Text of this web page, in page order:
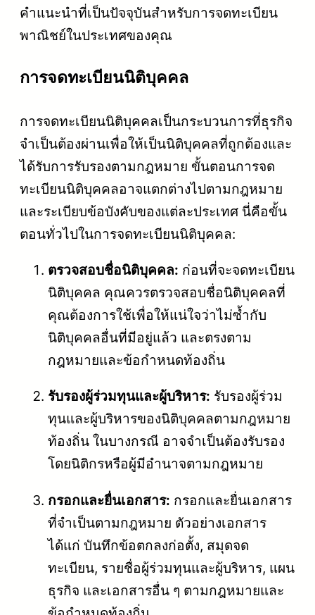
คำแนะนำที่เป็นปัจจุบันสำหรับการจดทะเบียน
พาณิชย์ในประเทศของคุณ
การจดทะเบียนนิติบุคคล
การจดทะเบียนนิติบุคคลเป็นกระบวนการที่ธุรกิจ
จำเป็นต้องผ่านเพื่อให้เป็นนิติบุคคลที่ถูกต้องและ
ได้รับการรับรองตามกฎหมาย ขั้นตอนการจด
ทะเบียนนิติบุคคลอาจแตกต่างไปตามกฎหมาย
และระเบียบข้อบังคับของแต่ละประเทศ นี่คือขั้น
ตอนทั่วไปในการจดทะเบียนนิติบุคคล:
ตรวจสอบชื่อนิติบุคคล: ก่อนที่จะจดทะเบียน
นิติบุคคล คุณควรตรวจสอบชื่อนิติบุคคลที่
คุณต้องการใช้เพื่อให้แน่ใจว่าไม่ซ้ำกับ
นิติบุคคลอื่นที่มีอยู่แล้ว และตรงตาม
กฎหมายและข้อกำหนดท้องถิ่น
รับรองผู้ร่วมทุนและผู้บริหาร: รับรองผู้ร่วม
ทุนและผู้บริหารของนิติบุคคลตามกฎหมาย
ท้องถิ่น ในบางกรณี อาจจำเป็นต้องรับรอง
โดยนิติกรหรือผู้มีอำนาจตามกฎหมาย
กรอกและยื่นเอกสาร: กรอกและยื่นเอกสาร
ที่จำเป็นตามกฎหมาย ตัวอย่างเอกสาร
ได้แก่ บันทึกข้อตกลงก่อตั้ง, สมุดจด
ทะเบียน, รายชื่อผู้ร่วมทุนและผู้บริหาร, แผน
ธุรกิจ และเอกสารอื่น ๆ ตามกฎหมายและ